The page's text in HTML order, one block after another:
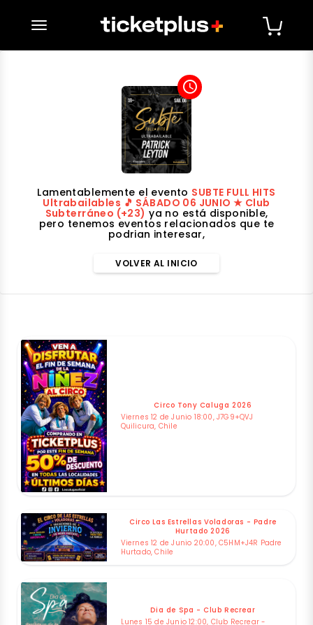
desplegar navegación
access_time
Lamentablemente el evento SUBTE FULL HITS
Ultrabailables 🎵 SÁBADO 06 JUNIO ★ Club
Subterráneo (+23) ya no está disponible,
pero tenemos eventos relacionados que te
podrian interesar,
VOLVER AL INICIO
Circo Tony Caluga 2026
Viernes 12 de Junio 18:00, J7G9+QVJ
Quilicura, Chile
Circo Las Estrellas Voladoras - Padre
Hurtado 2026
Viernes 12 de Junio 20:00, C5HM+J4R Padre
Hurtado, Chile
Dia de Spa - Club Recrear
Lunes 15 de Junio 12:00, Club Recrear -